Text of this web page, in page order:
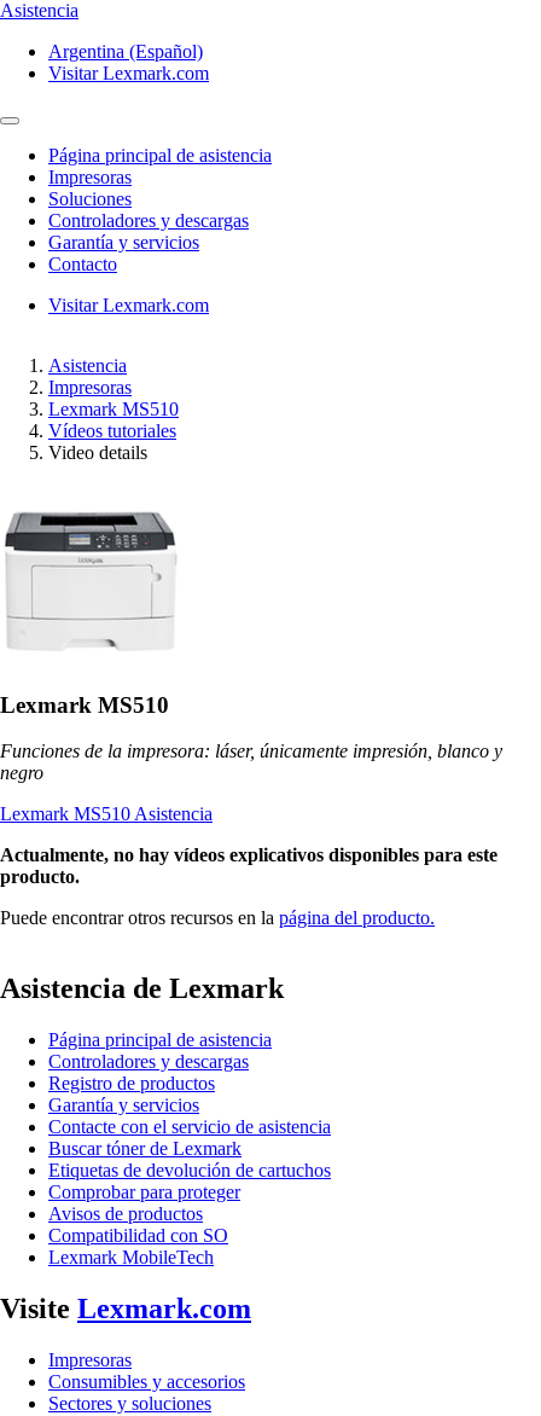
Asistencia
Argentina (Español)
Visitar Lexmark.com
Página principal de asistencia
Impresoras
Soluciones
Controladores y descargas
Garantía y servicios
Contacto
Visitar Lexmark.com
Asistencia
Impresoras
Lexmark MS510
Vídeos tutoriales
Video details
Lexmark MS510
Funciones de la impresora: láser, únicamente impresión, blanco y
negro
Lexmark MS510 Asistencia
Actualmente, no hay vídeos explicativos disponibles para este
producto.
Puede encontrar otros recursos en la página del producto.
Asistencia de Lexmark
Página principal de asistencia
Controladores y descargas
Registro de productos
Garantía y servicios
Contacte con el servicio de asistencia
Buscar tóner de Lexmark
Etiquetas de devolución de cartuchos
Comprobar para proteger
Avisos de productos
Compatibilidad con SO
Lexmark MobileTech
Visite Lexmark.com
Impresoras
Consumibles y accesorios
Sectores y soluciones